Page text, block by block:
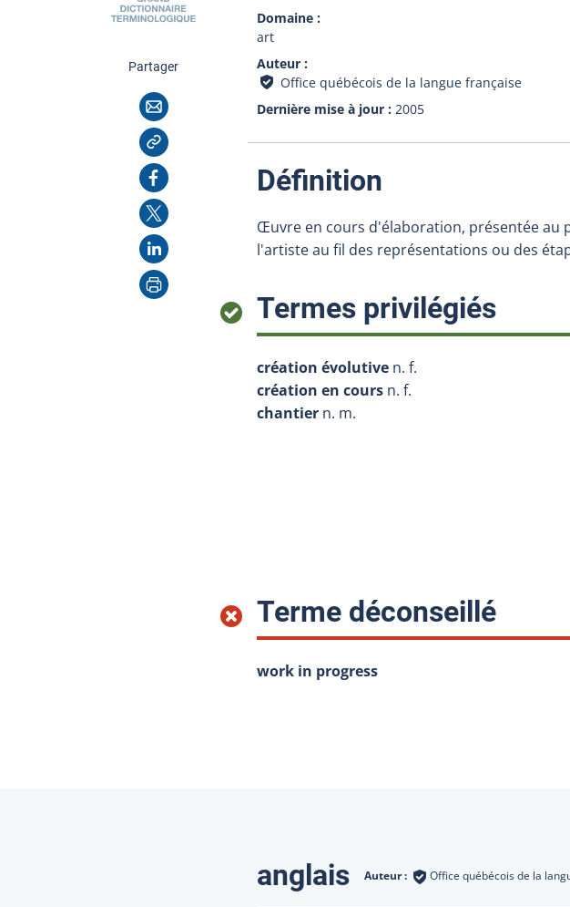
Domaine
art
Auteur
Office québécois de la langue française
Dernière mise à jour
2005
Partagercette page
Courriel
Copier l'adresse
Facebook
X
LinkedIn
Imprimer
Définition
Œuvre en cours d'élaboration, présentée au
l'artiste au fil des représentations ou des
Termes privilégiés:
création évolutive n. f.
création en cours n. f.
chantier n. m.
Terme déconseillé:
work in progress
Traductions
anglais Auteur : Office québécois de la